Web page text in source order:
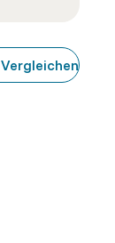
Vergleichen